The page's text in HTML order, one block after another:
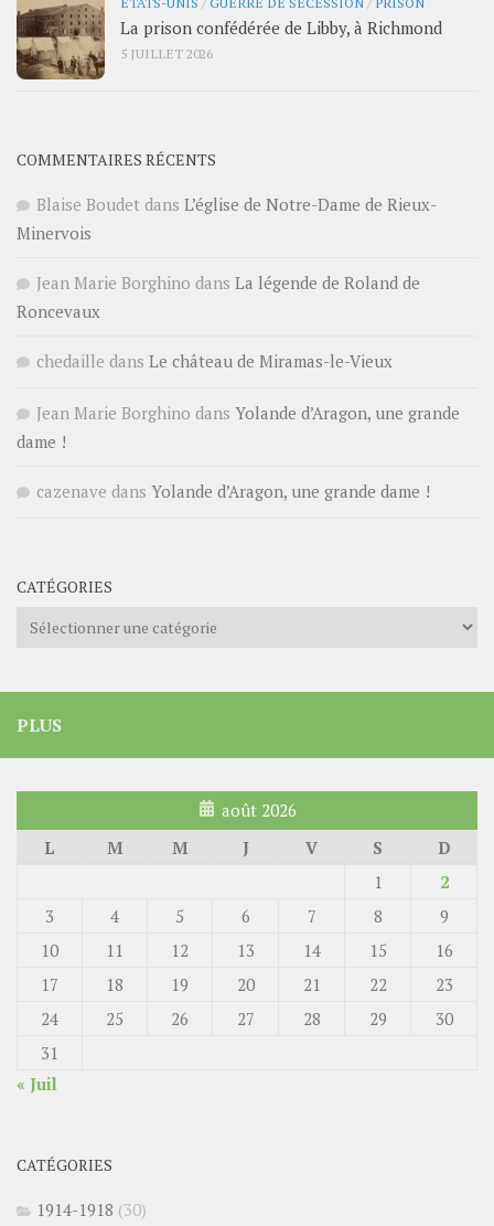
La prison confédérée de Libby, à Richmond
5 JUILLET 2026
COMMENTAIRES RÉCENTS
Blaise Boudet dans L’église de Notre-Dame de Rieux-
Minervois
Jean Marie Borghino dans La légende de Roland de
Roncevaux
chedaille dans Le château de Miramas-le-Vieux
Jean Marie Borghino dans Yolande d’Aragon, une grande
dame !
cazenave dans Yolande d’Aragon, une grande dame !
CATÉGORIES
Catégories
PLUS
août 2026
L
M M J V S
D
1
2
3
4 5 6 7 8
9
10
11 12 13 14 15
16
17
18 19 20 21 22
23
24
25 26 27 28 29
30
31
« Juil
CATÉGORIES
1914-1918 (30)